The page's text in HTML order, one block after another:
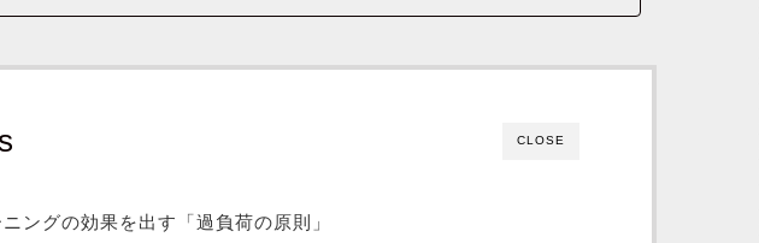
CLOSE
ニングの効果を出す「過負荷の原則」